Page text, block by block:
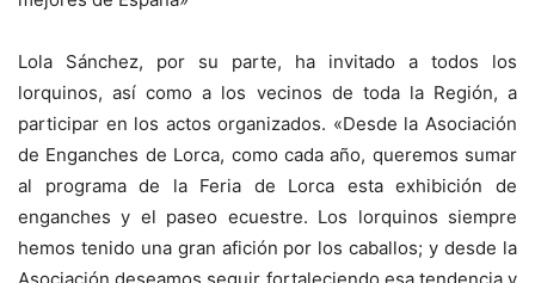
Lola Sánchez, por su parte, ha invitado a todos los
lorquinos, así como a los vecinos de toda la Región, a
participar en los actos organizados. «Desde la Asociación
de Enganches de Lorca, como cada año, queremos sumar
al programa de la Feria de Lorca esta exhibición de
enganches y el paseo ecuestre. Los lorquinos siempre
hemos tenido una gran afición por los caballos; y desde la